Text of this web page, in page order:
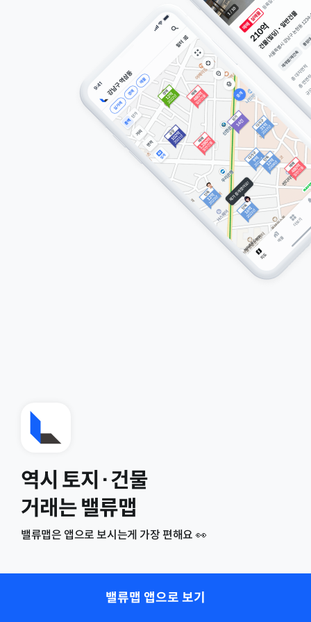
역시 토지·건물
거래는 밸류맵
밸류맵은 앱으로 보시는게 가장 편해요 👀
밸류맵 앱으로 보기